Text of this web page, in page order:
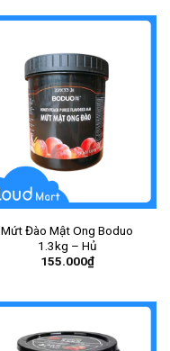
Mứt Đào Mật Ong Boduo
1.3kg – Hủ
155.000₫